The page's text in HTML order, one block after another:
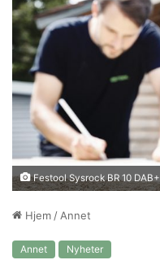
Festool Sysrock BR 10 DAB+
Hjem / Annet
Annet Nyheter